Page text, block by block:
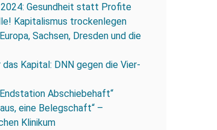
Gesundheit statt Profite
Kapitalismus trockenlegen
Sachsen, Dresden und die
Kapital: DNN gegen die Vier-
Abschiebehaft“
eine Belegschaft“ –
Klinikum